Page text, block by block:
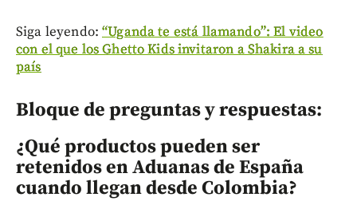
Siga leyendo:“Uganda te está llamando”: El video
con el que los Ghetto Kids invitaron a Shakira a su
país
Bloque de preguntas y respuestas:
¿Qué productos pueden ser
retenidos en Aduanas de España
cuando llegan desde Colombia?